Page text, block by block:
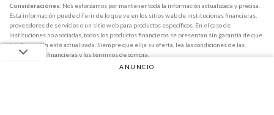
Consideraciones: Nos esforzamos por mantener toda la información actualizada y precisa.
Esta información puede diferir de lo que ve en los sitios web de instituciones financieras,
proveedores de servicios o un sitio web para productos específicos. En el caso de
instituciones no asociadas, todos los productos financieros se presentan sin garantía de que
la información esté actualizada. Siempre que elija su oferta, lea las condiciones de las
instituciones financieras y los términos de compra.
ANUNCIO